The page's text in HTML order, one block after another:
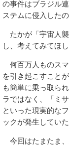
笑えない政府
しかし、ネット民
は青ざめていた。
ブラジル国家市民
「許可されていな
不正アクセスした
め、システムの一
の事件はブラジル
ステムに侵入した
たかが「宇宙人